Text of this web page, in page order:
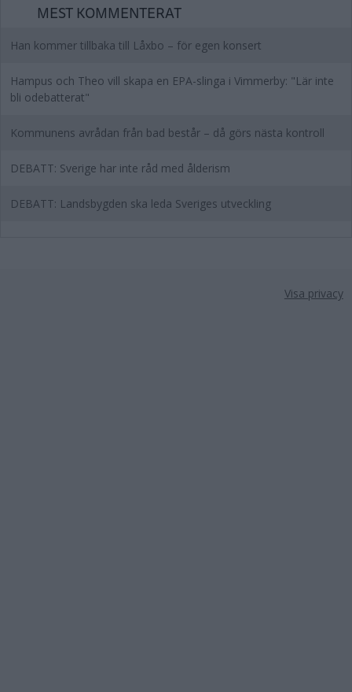
MEST KOMMENTERAT
Han kommer tillbaka till Låxbo – för egen konsert
Hampus och Theo vill skapa en EPA-slinga i Vimmerby: "Lär inte
bli odebatterat"
Kommunens avrådan från bad består – då görs nästa kontroll
DEBATT: Sverige har inte råd med ålderism
DEBATT: Landsbygden ska leda Sveriges utveckling
Visa privacy